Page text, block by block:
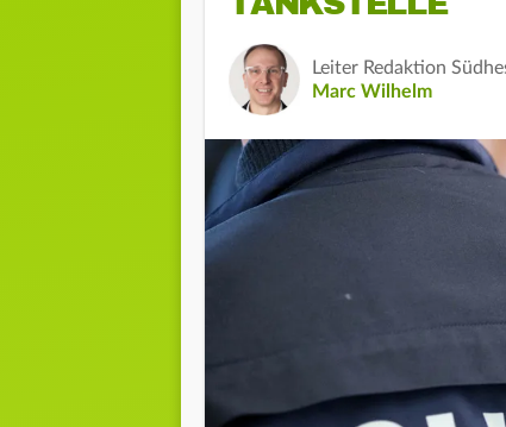
Leiter Redaktion
Marc Wilhelm